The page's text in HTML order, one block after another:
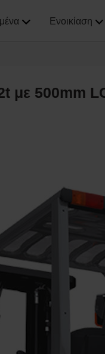
Ενοικίαση
με 500mm